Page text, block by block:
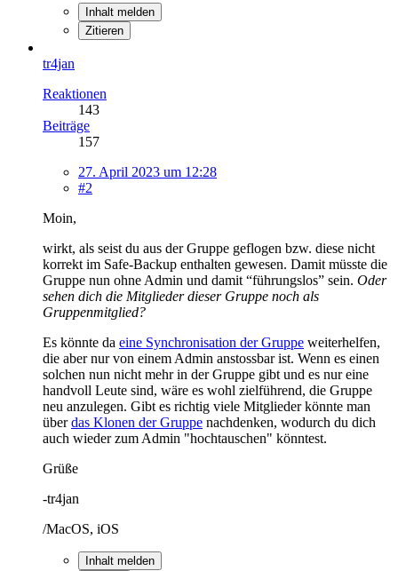
Inhalt melden
Zitieren
tr4jan
Reaktionen
143
Beiträge
157
27. April 2023 um 12:28
#2
Moin,
wirkt, als seist du aus der Gruppe geflogen bzw. diese nicht
korrekt im Safe-Backup enthalten gewesen. Damit müsste die
Gruppe nun ohne Admin und damit “führungslos” sein. Oder
sehen dich die Mitglieder dieser Gruppe noch als
Gruppenmitglied?
Es könnte da eine Synchronisation der Gruppe weiterhelfen,
die aber nur von einem Admin anstossbar ist. Wenn es einen
solchen nun nicht mehr in der Gruppe gibt und es nur eine
handvoll Leute sind, wäre es wohl zielführend, die Gruppe
neu anzulegen. Gibt es richtig viele Mitglieder könnte man
überdas Klonen der Gruppe nachdenken, wodurch du dich
auch wieder zum Admin "hochtauschen" könntest.
Grüße
-tr4jan
/MacOS, iOS
Inhalt melden